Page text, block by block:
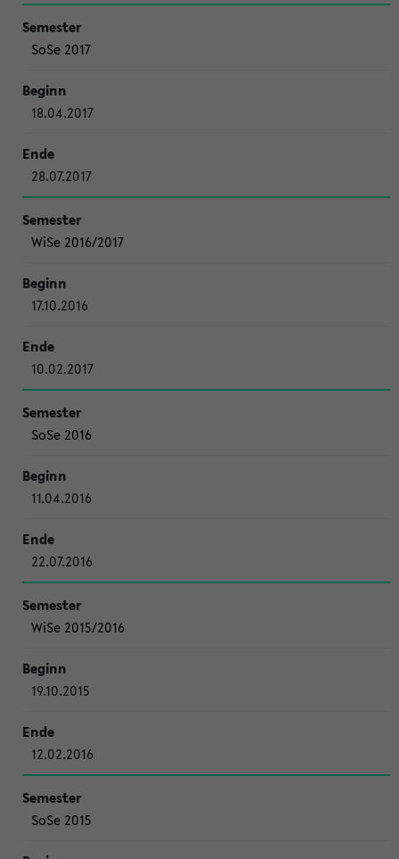
SoSe 2017
18.04.2017
28.07.2017
WiSe 2016/2017
17.10.2016
10.02.2017
SoSe 2016
11.04.2016
22.07.2016
WiSe 2015/2016
19.10.2015
12.02.2016
SoSe 2015